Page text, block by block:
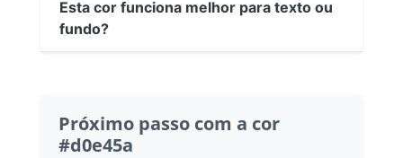
Esta cor funciona melhor para texto ou
fundo?
Próximo passo com a cor
#d0e45a